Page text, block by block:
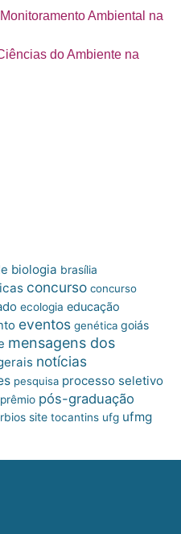
Ambiental na
do Ambiente na
biologia brasília
concurso concurso
ecologia educação
eventos genética goiás
mensagens dos
notícias
pesquisa processo seletivo
prêmio pós-graduação
site tocantins ufg ufmg